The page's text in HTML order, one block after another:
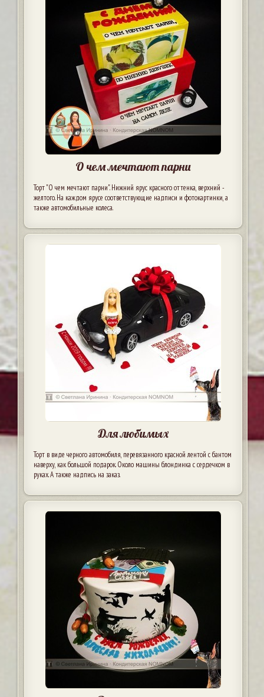
О чем мечтают парни
Торт "О чем мечтают парни". Нижний ярус красного оттенка, верхний -
желтого. На каждом ярусе соответствующие надписи и фотокартинки, а
также автомобильные колеса.
Для любимых
Торт в виде черного автомобиля, перевязанного красной лентой с бантом
наверху, как большой подарок. Около машины блондинка с сердечком в
руках. А также надпись на заказ.